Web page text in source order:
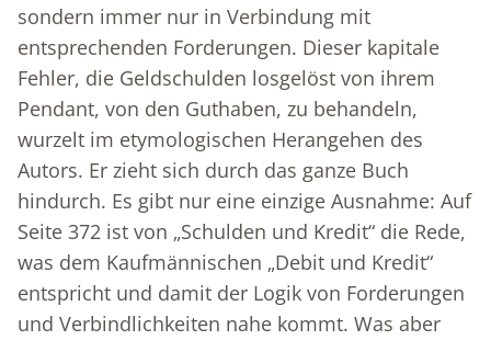
sondern immer nur in Verbindung mit
entsprechenden Forderungen. Dieser kapitale
Fehler, die Geldschulden losgelöst von ihrem
Pendant, von den Guthaben, zu behandeln,
wurzelt im etymologischen Herangehen des
Autors. Er zieht sich durch das ganze Buch
hindurch. Es gibt nur eine einzige Ausnahme: Auf
Seite 372 ist von „Schulden und Kredit“ die Rede,
was dem Kaufmännischen „Debit und Kredit“
entspricht und damit der Logik von Forderungen
und Verbindlichkeiten nahe kommt. Was aber